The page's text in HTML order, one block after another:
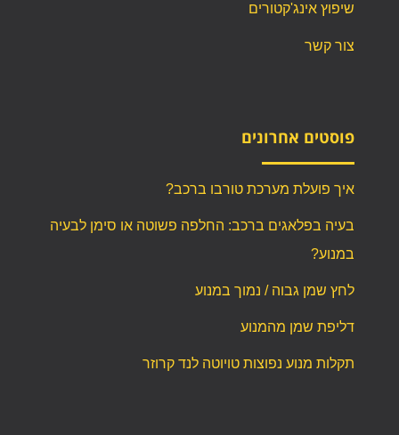
שיפוץ אינג'קטורים
צור קשר
פוסטים אחרונים
איך פועלת מערכת טורבו ברכב?
בעיה בפלאגים ברכב: החלפה פשוטה או סימן לבעיה
במנוע?
לחץ שמן גבוה / נמוך במנוע
דליפת שמן מהמנוע
תקלות מנוע נפוצות טויוטה לנד קרוזר